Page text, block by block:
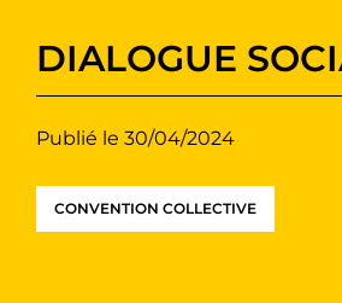
DIALOGUE
Publié le 30/04/2024
CONVENTION COLLECTIVE